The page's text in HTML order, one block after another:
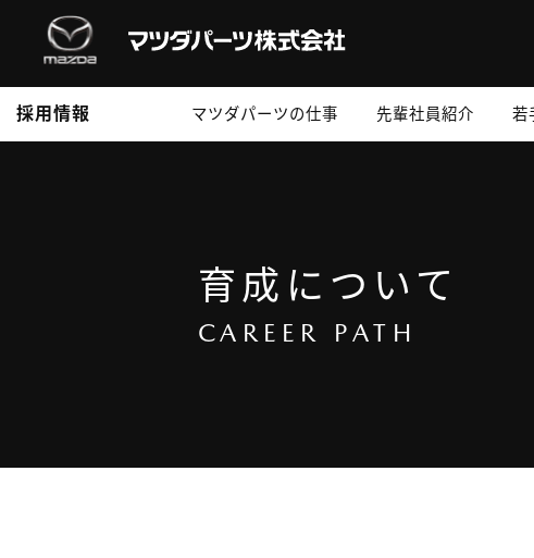
採用情報 マツダパーツの仕事 先輩社員紹介 若
育成について
CAREER PATH